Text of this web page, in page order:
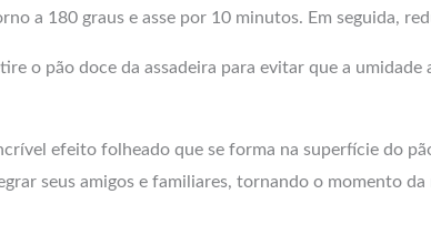
a 180 graus e asse por 10 minutos. Em seguida,
o pão doce da assadeira para evitar que a
efeito folheado que se forma na superfície do
seus amigos e familiares, tornando o momento da